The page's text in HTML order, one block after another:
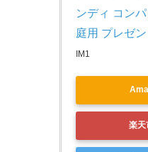
ンディ コン
庭用 プレゼ
IM1
楽天